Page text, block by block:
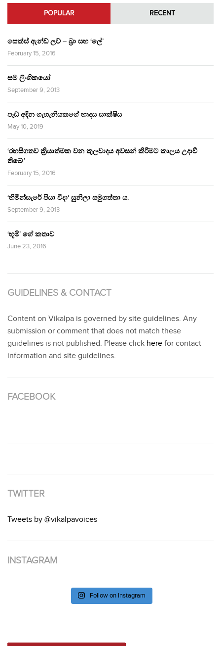
POPULAR RECENT
සෙක්ස් ඇන්ඩ් ලව් – බ්‍රා සහ ‘ලේ’
February 15, 2016
සම ලිංගිකයෝ
September 9, 2013
පෑඩ් අඳින ගැහැනියකගේ හෘදය සාක්ෂිය
May 10, 2019
‘රහසිගතව ක්‍රියාත්මක වන කුලවාදය අවසන් කිරීමට කාලය උදාවී
තිබේ.’
February 15, 2016
‘හිමින්සැරේ පියා විදා‘ සුනිලා සමුගත්තා ය.
September 9, 2013
‘භූමි’ ගේ කතාව
June 23, 2016
GUIDELINES & CONTACT
Content on Vikalpa is governed by site guidelines. Any
submission or comment that does not match these
guidelines is not published. Please click here for contact
information and site guidelines.
FACEBOOK
TWITTER
Tweets by @vikalpavoices
INSTAGRAM
Follow on Instagram